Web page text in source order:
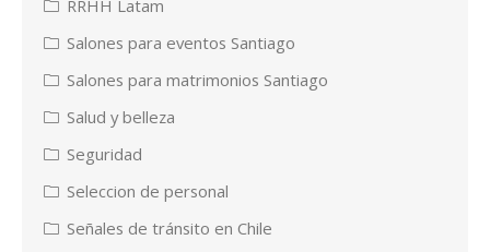
RRHH Latam
Salones para eventos Santiago
Salones para matrimonios Santiago
Salud y belleza
Seguridad
Seleccion de personal
Señales de tránsito en Chile